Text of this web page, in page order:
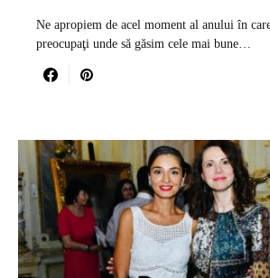
Ne apropiem de acel moment al anului în
preocupaţi unde să găsim cele mai bune…